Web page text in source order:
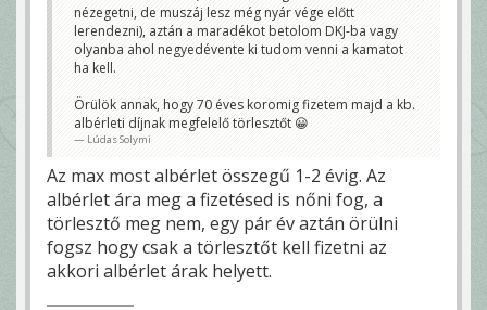
nézegetni, de muszáj lesz még nyár vége előtt
lerendezni), aztán a maradékot betolom DKJ-ba vagy
olyanba ahol negyedévente ki tudom venni a kamatot
ha kell.
Örülök annak, hogy 70 éves koromig fizetem majd a kb.
albérleti díjnak megfelelő törlesztőt 😀
Lúdas Solymi
Az max most albérlet összegű 1-2 évig. Az
albérlet ára meg a fizetésed is nőni fog, a
törlesztő meg nem, egy pár év aztán örülni
fogsz hogy csak a törlesztőt kell fizetni az
akkori albérlet árak helyett.